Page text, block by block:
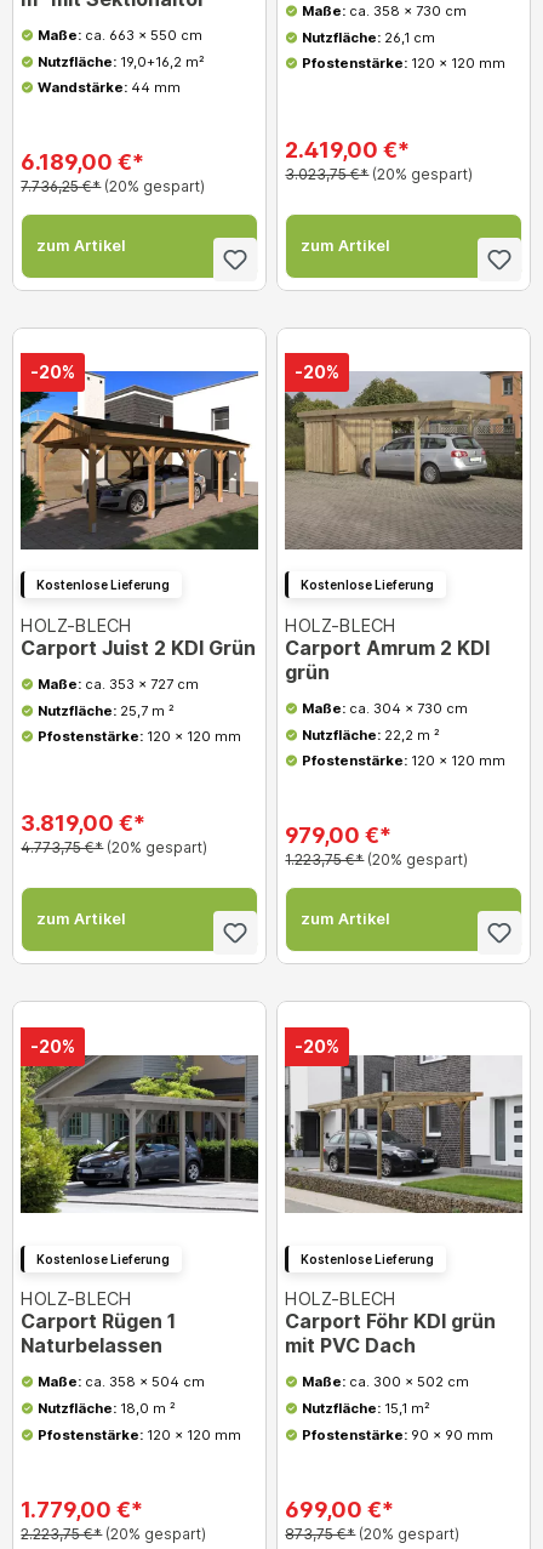
Maße:ca. 663 x 550 cm
Nutzfläche:19,0+16,2 m²
Wandstärke: 44 mm
6.189,00 €*
7.736,25 €* (20% gespart)
zum Artikel
Maße:ca. 358 x 730 cm
Nutzfläche:26,1 cm
Pfostenstärke:120 x 120 mm
2.419,00 €*
3.023,75 €* (20% gespart)
zum Artikel
-20%
Kostenlose Lieferung
HOLZ-BLECH
Carport Juist 2 KDI Grün
Maße: ca. 353 x 727 cm
Nutzfläche: 25,7 m ²
Pfostenstärke:120 x 120 mm
3.819,00 €*
4.773,75 €* (20% gespart)
zum Artikel
-20%
Kostenlose Lieferung
HOLZ-BLECH
Carport Amrum 2 KDI
grün
Maße:ca. 304 x 730 cm
Nutzfläche: 22,2 m ²
Pfostenstärke: 120 x 120 mm
979,00 €*
1.223,75 €* (20% gespart)
zum Artikel
-20%
Kostenlose Lieferung
HOLZ-BLECH
Carport Rügen 1
Naturbelassen
Maße: ca. 358 x 504 cm
Nutzfläche: 18,0 m ²
Pfostenstärke:120 x 120 mm
1.779,00 €*
2.223,75 €* (20% gespart)
-20%
Kostenlose Lieferung
HOLZ-BLECH
Carport Föhr KDI grün
mit PVC Dach
Maße:ca. 300 x 502 cm
Nutzfläche: 15,1 m²
Pfostenstärke: 90 x 90 mm
699,00 €*
873,75 €* (20% gespart)